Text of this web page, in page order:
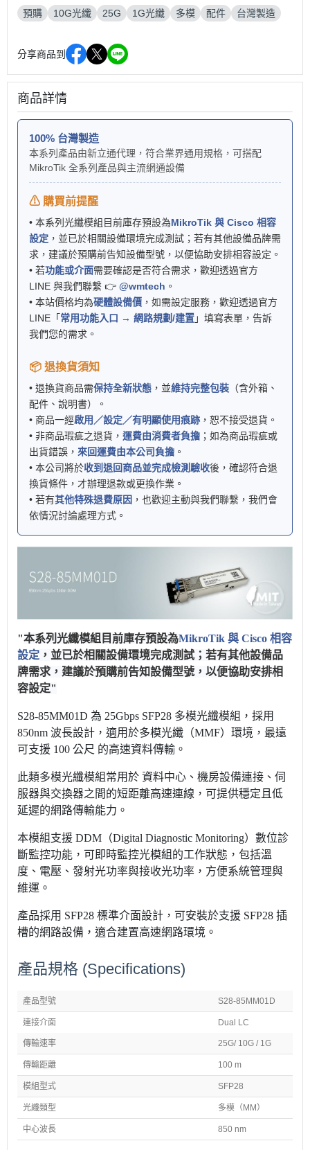
預購 10G光纖 25G 1G光纖 多模 配件 台灣製造
分享商品到
商品詳情
100% 台灣製造
本系列產品由新立通代理，符合業界通用規格，可搭配
MikroTik 全系列產品與主流網通設備
⚠ 購買前提醒
• 本系列光纖模組目前庫存預設為MikroTik 與 Cisco 相容
設定 ，並已於相關設備環境完成測試；若有其他設備品牌需
求，建議於預購前告知設備型號，以便協助安排相容設定。
• 若功能或介面需要確認是否符合需求，歡迎透過官方
LINE 與我們聯繫 👉 @wmtech 。
• 本站價格均為硬體設備價 ，如需設定服務，歡迎透過官方
LINE「 常用功能入口 → 網路規劃/建置」填寫表單，告訴
我們您的需求。
📦 退換貨須知
• 退換貨商品需保持全新狀態 ，並維持完整包裝 （含外箱、
配件、說明書）。
• 商品一經啟用／設定／有明顯使用痕跡 ，恕不接受退貨。
• 非商品瑕疵之退貨， 運費由消費者負擔 ；如為商品瑕疵或
出貨錯誤， 來回運費由本公司負擔 。
• 本公司將於收到退回商品並完成檢測驗收後，確認符合退
換貨條件，才辦理退款或更換作業。
• 若有其他特殊退費原因 ，也歡迎主動與我們聯繫，我們會
依情況討論處理方式。
"本系列光纖模組目前庫存預設為MikroTik 與 Cisco 相容
設定 ，並已於相關設備環境完成測試；若有其他設備品
牌需求，建議於預購前告知設備型號，以便協助安排相
容設定"
S28-85MM01D 為 25Gbps SFP28 多模光纖模組，採用
850nm 波長設計，適用於多模光纖（MMF）環境，最遠
可支援 100 公尺 的高速資料傳輸。
此類多模光纖模組常用於 資料中心、機房設備連接、伺
服器與交換器之間的短距離高速連線，可提供穩定且低
延遲的網路傳輸能力。
本模組支援 DDM（Digital Diagnostic Monitoring）數位診
斷監控功能，可即時監控光模組的工作狀態，包括溫
度、電壓、發射光功率與接收光功率，方便系統管理與
維運。
產品採用 SFP28 標準介面設計，可安裝於支援 SFP28 插
槽的網路設備，適合建置高速網路環境。
產品規格 (Specifications)
產品型號 S28-85MM01D
連接介面 Dual LC
傳輸速率 25G/ 10G / 1G
傳輸距離 100 m
模組型式 SFP28
光纖類型 多模（MM）
中心波長 850 nm